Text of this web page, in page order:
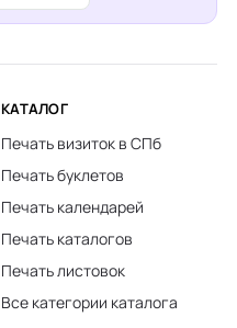
КАТАЛОГ
Печать визиток в СПб
Печать буклетов
Печать календарей
Печать каталогов
Печать листовок
Все категории каталога